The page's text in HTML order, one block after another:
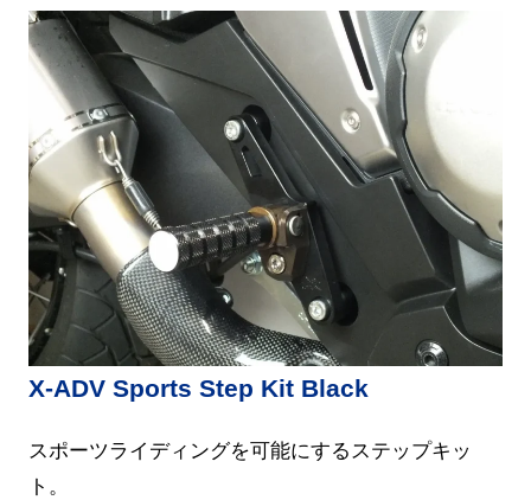
X-ADV Sports Step Kit Black
スポーツライディングを可能にするステップキッ
ト。